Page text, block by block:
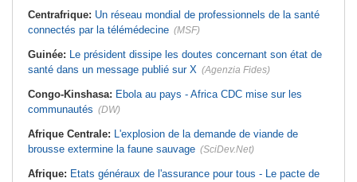
Centrafrique: Un réseau mondial de professionnels de la santé
connectés par la télémédecine (MSF)
Guinée: Le président dissipe les doutes concernant son état de
santé dans un message publié sur X (Agenzia Fides)
Congo-Kinshasa: Ebola au pays - Africa CDC mise sur les
communautés (DW)
Afrique Centrale: L'explosion de la demande de viande de
brousse extermine la faune sauvage (SciDev.Net)
Afrique: Etats généraux de l'assurance pour tous - Le pacte de